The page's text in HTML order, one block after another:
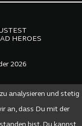
analysieren und stetig
an, dass Du mit der
TEST
HEROES
2026